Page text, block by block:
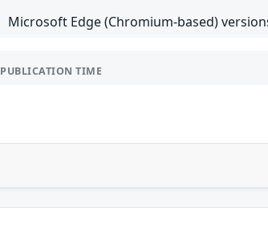
Microsoft Edge (Chromium-based)
PUBLICATION TIME